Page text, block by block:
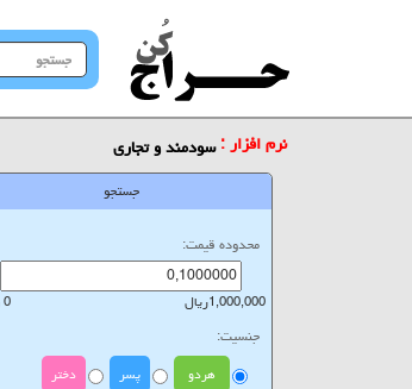
جستجو
در
نرم افزار :سودمند و تجاری
جستجو
محدوده قیمت:
1,000,000ریال 0 ریال
جنسیت:
هردو پسر دختر